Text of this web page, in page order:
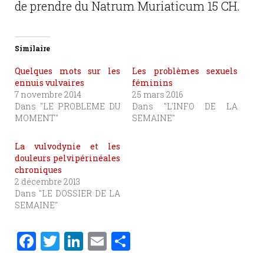
de prendre du Natrum Muriaticum 15 CH.
Similaire
Quelques mots sur les
ennuis vulvaires
7 novembre 2014
Dans "LE PROBLEME DU
MOMENT"
Les problèmes sexuels
féminins
25 mars 2016
Dans "L'INFO DE LA
SEMAINE"
La vulvodynie et les
douleurs pelvipérinéales
chroniques
2 décembre 2013
Dans "LE DOSSIER DE LA
SEMAINE"
F T Li E